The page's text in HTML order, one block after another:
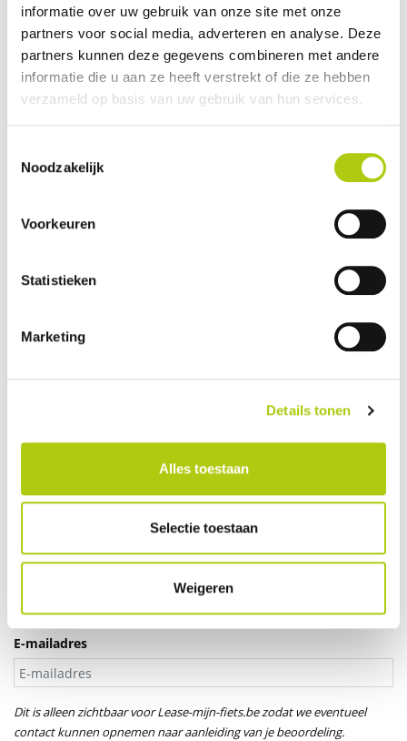
informatie over uw gebruik van onze site met onze
partners voor social media, adverteren en analyse. Deze
partners kunnen deze gegevens combineren met andere
informatie die u aan ze heeft verstrekt of die ze hebben
verzameld op basis van uw gebruik van hun services.
Noodzakelijk
Voorkeuren
Statistieken
Marketing
Details tonen
Alles toestaan
Selectie toestaan
Weigeren
Plus- en minpunten
Wat vind je van de scooter?
Je gegevens
Aanspreektitel *
Uw naam
E-mailadres
Dit is alleen zichtbaar voor Lease-mijn-fiets.be zodat we eventueel
contact kunnen opnemen naar aanleiding van je beoordeling.